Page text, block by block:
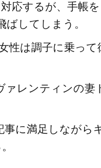
応するが、手帳を
してしまう。
性は調子に乗って
ァレンティンの妻
事に満足しながら